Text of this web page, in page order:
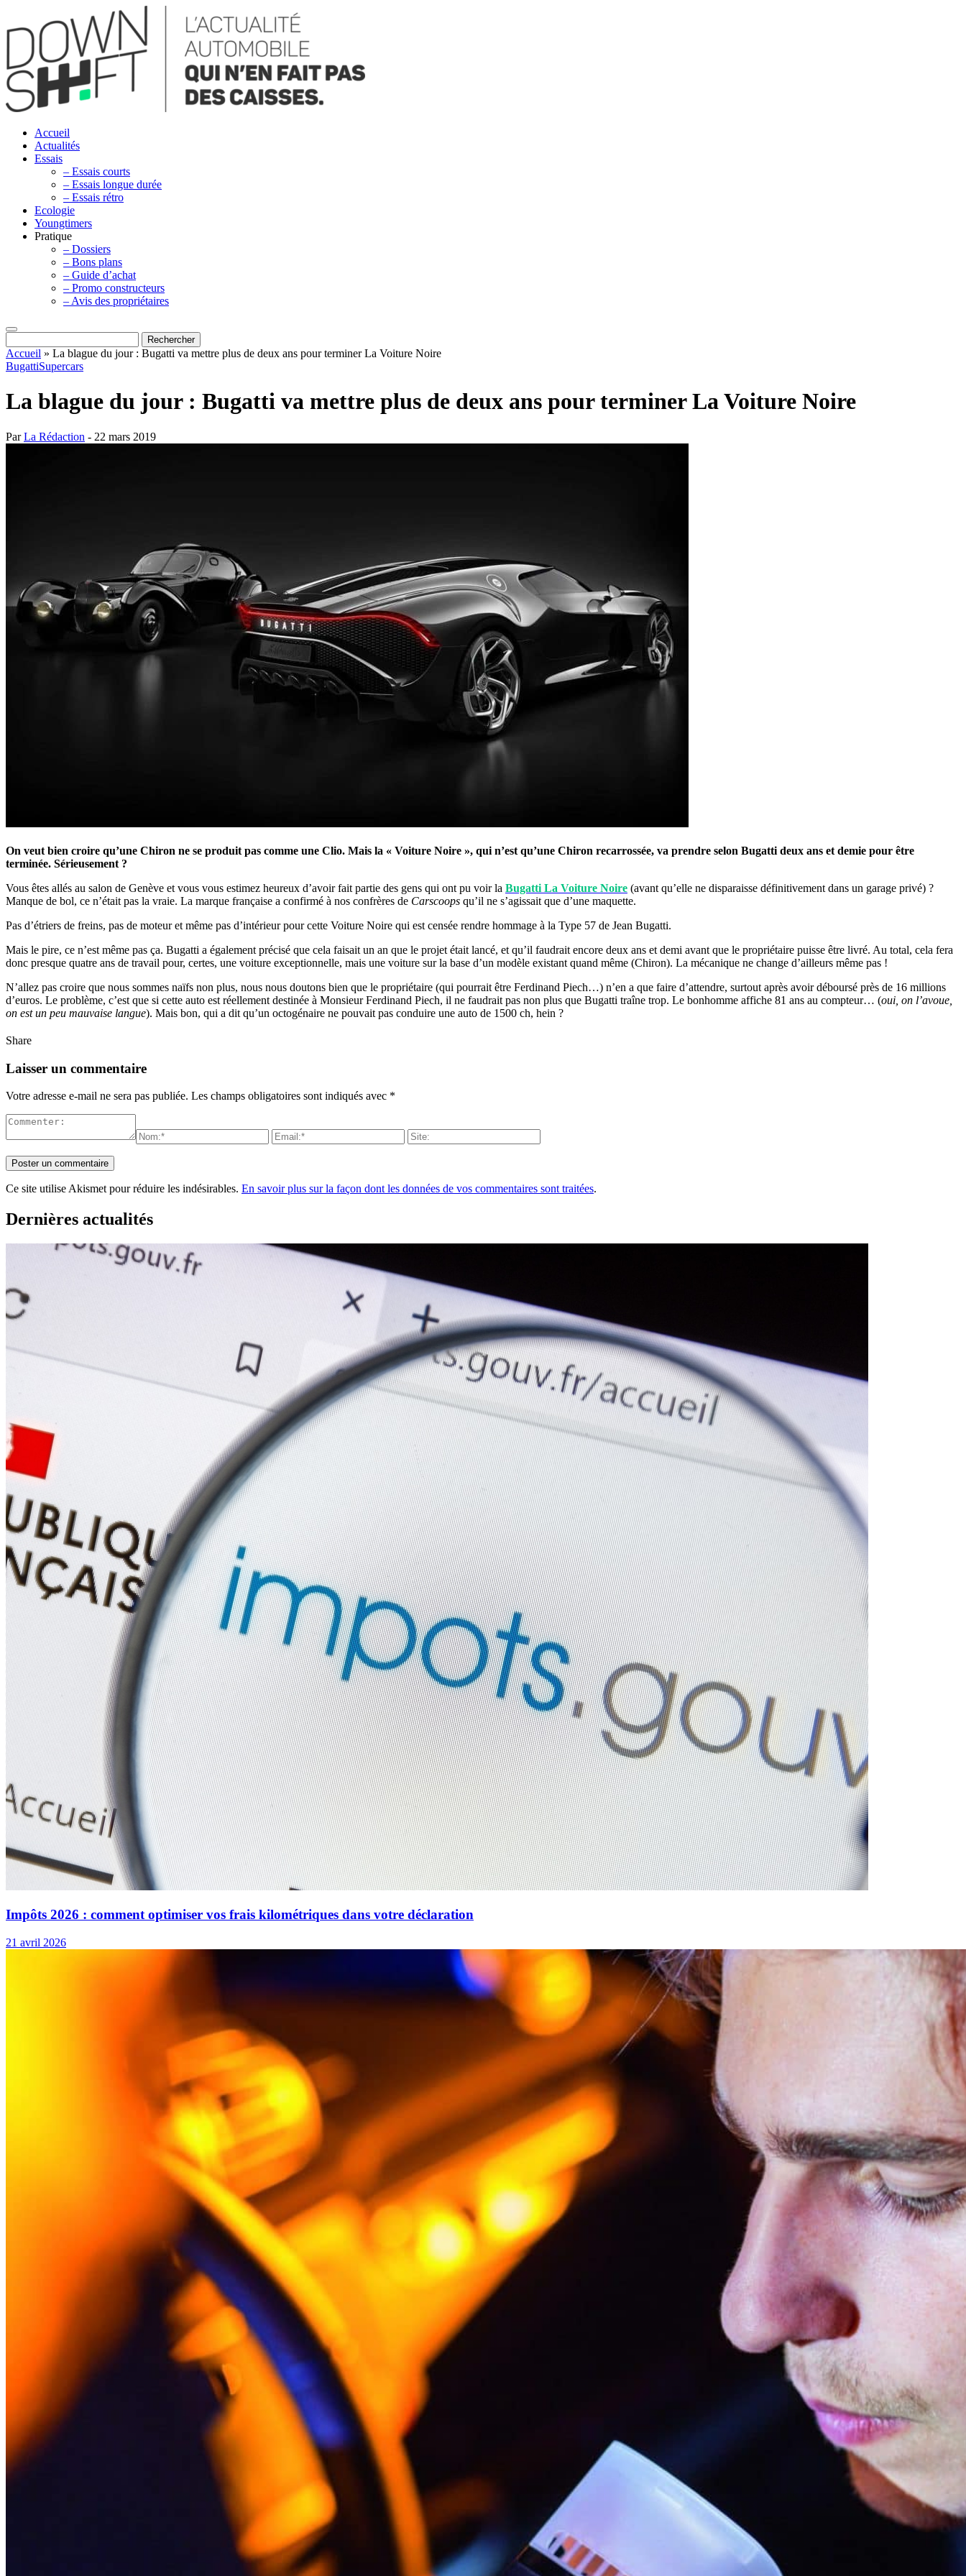
Accueil
Actualités
Essais
– Essais courts
– Essais longue durée
– Essais rétro
Ecologie
Youngtimers
Pratique
– Dossiers
– Bons plans
– Guide d’achat
– Promo constructeurs
– Avis des propriétaires
Accueil » La blague du jour : Bugatti va mettre plus de deux ans pour terminer La Voiture Noire
BugattiSupercars
La blague du jour : Bugatti va mettre plus de deux ans pour terminer La Voiture Noire
ParLa Rédaction - 22 mars 2019
On veut bien croire qu’une Chiron ne se produit pas comme une Clio. Mais la « Voiture Noire », qui n’est qu’une Chiron recarrossée, va prendre selon Bugatti deux ans et demie pour être
terminée. Sérieusement ?
Vous êtes allés au salon de Genève et vous vous estimez heureux d’avoir fait partie des gens qui ont pu voir la Bugatti La Voiture Noire (avant qu’elle ne disparaisse définitivement dans un garage privé) ?
Manque de bol, ce n’était pas la vraie. La marque française a confirmé à nos confrères de Carscoops qu’il ne s’agissait que d’une maquette.
Pas d’étriers de freins, pas de moteur et même pas d’intérieur pour cette Voiture Noire qui est censée rendre hommage à la Type 57 de Jean Bugatti.
Mais le pire, ce n’est même pas ça. Bugatti a également précisé que cela faisait un an que le projet était lancé, et qu’il faudrait encore deux ans et demi avant que le propriétaire puisse être livré. Au total, cela fera
donc presque quatre ans de travail pour, certes, une voiture exceptionnelle, mais une voiture sur la base d’un modèle existant quand même (Chiron). La mécanique ne change d’ailleurs même pas !
N’allez pas croire que nous sommes naïfs non plus, nous nous doutons bien que le propriétaire (qui pourrait être Ferdinand Piech…) n’en a que faire d’attendre, surtout après avoir déboursé près de 16 millions
d’euros. Le problème, c’est que si cette auto est réellement destinée à Monsieur Ferdinand Piech, il ne faudrait pas non plus que Bugatti traîne trop. Le bonhomme affiche 81 ans au compteur… (oui, on l’avoue,
on est un peu mauvaise langue). Mais bon, qui a dit qu’un octogénaire ne pouvait pas conduire une auto de 1500 ch, hein ?
Share
Laisser un commentaire
Votre adresse e-mail ne sera pas publiée. Les champs obligatoires sont indiqués avec *
Ce site utilise Akismet pour réduire les indésirables. En savoir plus sur la façon dont les données de vos commentaires sont traitées.
Dernières actualités
Impôts 2026 : comment optimiser vos frais kilométriques dans votre déclaration
21 avril 2026